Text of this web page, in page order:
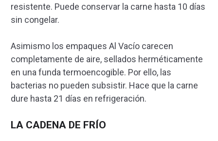
resistente. Puede conservar la carne hasta 10 días
sin congelar.
Asimismo los empaques Al Vacío carecen
completamente de aire, sellados herméticamente
en una funda termoencogible. Por ello, las
bacterias no pueden subsistir. Hace que la carne
dure hasta 21 días en refrigeración.
LA CADENA DE FRÍO